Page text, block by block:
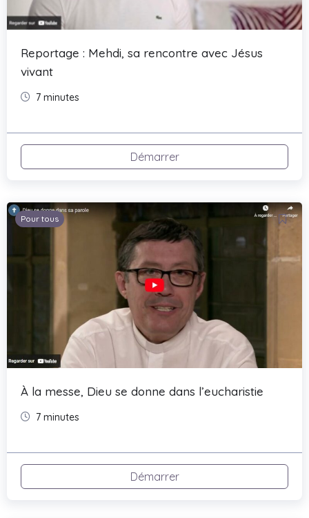
Reportage : Mehdi, sa rencontre avec Jésus
vivant
7 minutes
Démarrer
Pour tous
À la messe, Dieu se donne dans l’eucharistie
7 minutes
Démarrer